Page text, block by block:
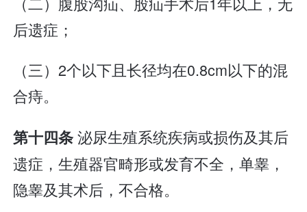
后遗症；
（三）2个以下且长径均在0.8cm以下的混
合痔。
第十四条泌尿生殖系统疾病或损伤及其后
遗症，生殖器官畸形或发育不全，单睾，
隐睾及其术后，不合格。